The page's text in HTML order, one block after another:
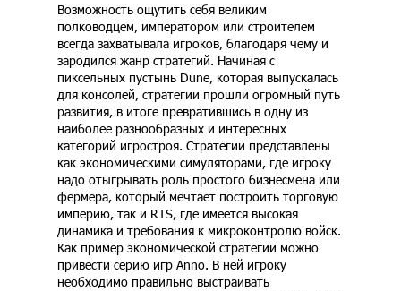
Возможность ощутить себя великим
полководцем, императором или строителем
всегда захватывала игроков, благодаря чему и
зародился жанр стратегий. Начиная с
пиксельных пустынь Dune, которая выпускалась
для консолей, стратегии прошли огромный путь
развития, в итоге превратившись в одну из
наиболее разнообразных и интересных
категорий игростроя. Стратегии представлены
как экономическими симуляторами, где игроку
надо отыгрывать роль простого бизнесмена или
фермера, который мечтает построить торговую
империю, так и RTS, где имеется высокая
динамика и требования к микроконтролю войск.
Как пример экономической стратегии можно
привести серию игр Anno. В ней игроку
необходимо правильно выстраивать